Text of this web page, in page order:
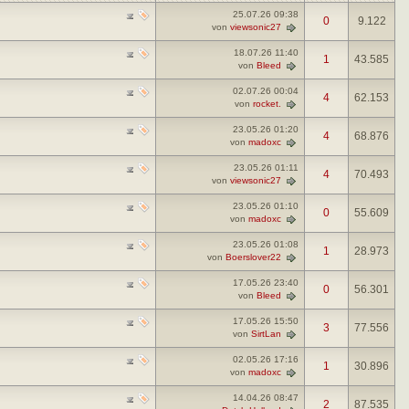
25.07.26 09:38
von viewsonic27 0 9.122
18.07.26 11:40
von Bleed 1 43.585
02.07.26 00:04
von rocket. 4 62.153
23.05.26 01:20
von madoxc 4 68.876
23.05.26 01:11
von viewsonic27 4 70.493
23.05.26 01:10
von madoxc 0 55.609
23.05.26 01:08
von Boerslover22 1 28.973
17.05.26 23:40
von Bleed 0 56.301
17.05.26 15:50
von SirtLan 3 77.556
02.05.26 17:16
von madoxc 1 30.896
14.04.26 08:47
2 87.535